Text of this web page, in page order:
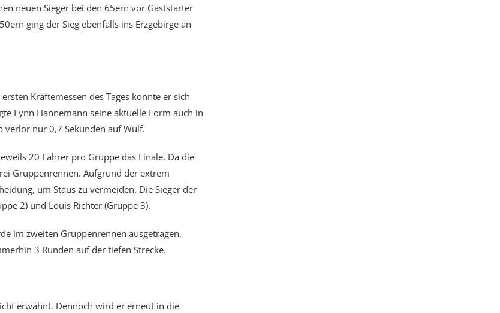
neuen Sieger bei den 65ern vor Gaststarter
ging der Sieg ebenfalls ins Erzgebirge an
Kräftemessen des Tages konnte er sich
Fynn Hannemann seine aktuelle Form auch in
verlor nur 0,7 Sekunden auf Wulf.
20 Fahrer pro Gruppe das Finale. Da die
Gruppenrennen. Aufgrund der extrem
um Staus zu vermeiden. Die Sieger der
2) und Louis Richter (Gruppe 3).
im zweiten Gruppenrennen ausgetragen.
3 Runden auf der tiefen Strecke.
erwähnt. Dennoch wird er erneut in die